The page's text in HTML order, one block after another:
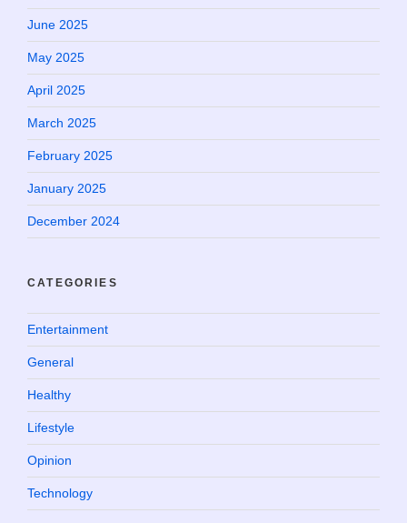
June 2025
May 2025
April 2025
March 2025
February 2025
January 2025
December 2024
CATEGORIES
Entertainment
General
Healthy
Lifestyle
Opinion
Technology